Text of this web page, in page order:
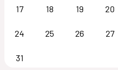
17 18 19 20
24 25 26 27
31